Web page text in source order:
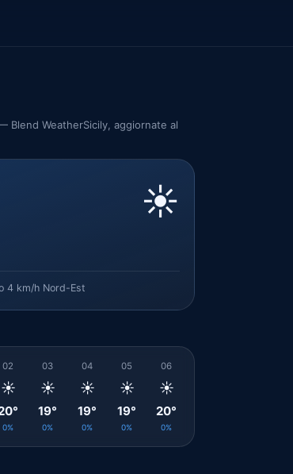
Blend WeatherSicily, aggiornate al
☀️
4 km/h Nord-Est
02
☀️
0%
03
☀️
19°
0%
04
☀️
19°
0%
05
☀️
19°
0%
06
☀️
20°
0%